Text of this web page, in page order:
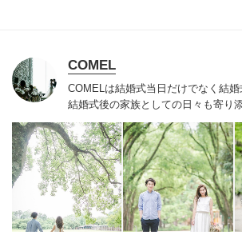
COMEL
COMELは結婚式当日だけでなく結婚
結婚式後の家族としての日々も寄り
ただきます温もりのある一生モノの
い方は是非！